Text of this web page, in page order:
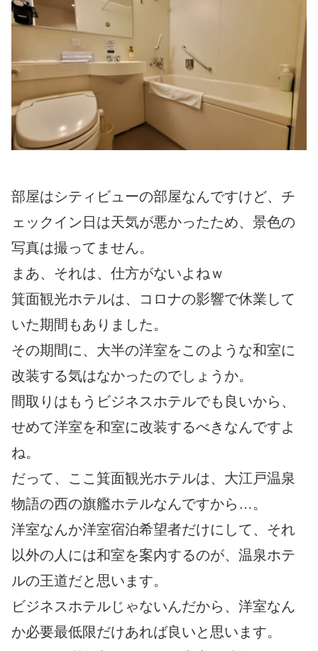
部屋はシティビューの部屋なんですけど、チ
ェックイン日は天気が悪かったため、景色の
写真は撮ってません。
まあ、それは、仕方がないよねｗ
箕面観光ホテルは、コロナの影響で休業して
いた期間もありました。
その期間に、大半の洋室をこのような和室に
改装する気はなかったのでしょうか。
間取りはもうビジネスホテルでも良いから、
せめて洋室を和室に改装するべきなんですよ
ね。
だって、ここ箕面観光ホテルは、大江戸温泉
物語の西の旗艦ホテルなんですから…。
洋室なんか洋室宿泊希望者だけにして、それ
以外の人には和室を案内するのが、温泉ホテ
ルの王道だと思います。
ビジネスホテルじゃないんだから、洋室なん
か必要最低限だけあれば良いと思います。